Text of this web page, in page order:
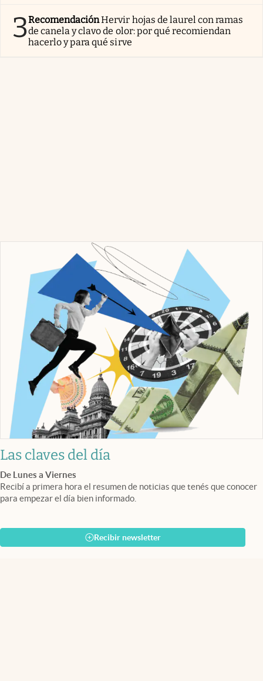
3RecomendaciónHervir hojas de laurel con ramas
de canela y clavo de olor: por qué recomiendan
hacerlo y para qué sirve
Las claves del día
De Lunes a Viernes
Recibí a primera hora el resumen de noticias que tenés que conocer
para empezar el día bien informado.
Recibir newsletter